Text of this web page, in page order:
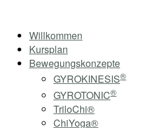
content
Menu Willkommen
Kursplan
Bewegungskonzepte
GYROKINESIS®
GYROTONIC®
TriloChi®
ChiYoga®